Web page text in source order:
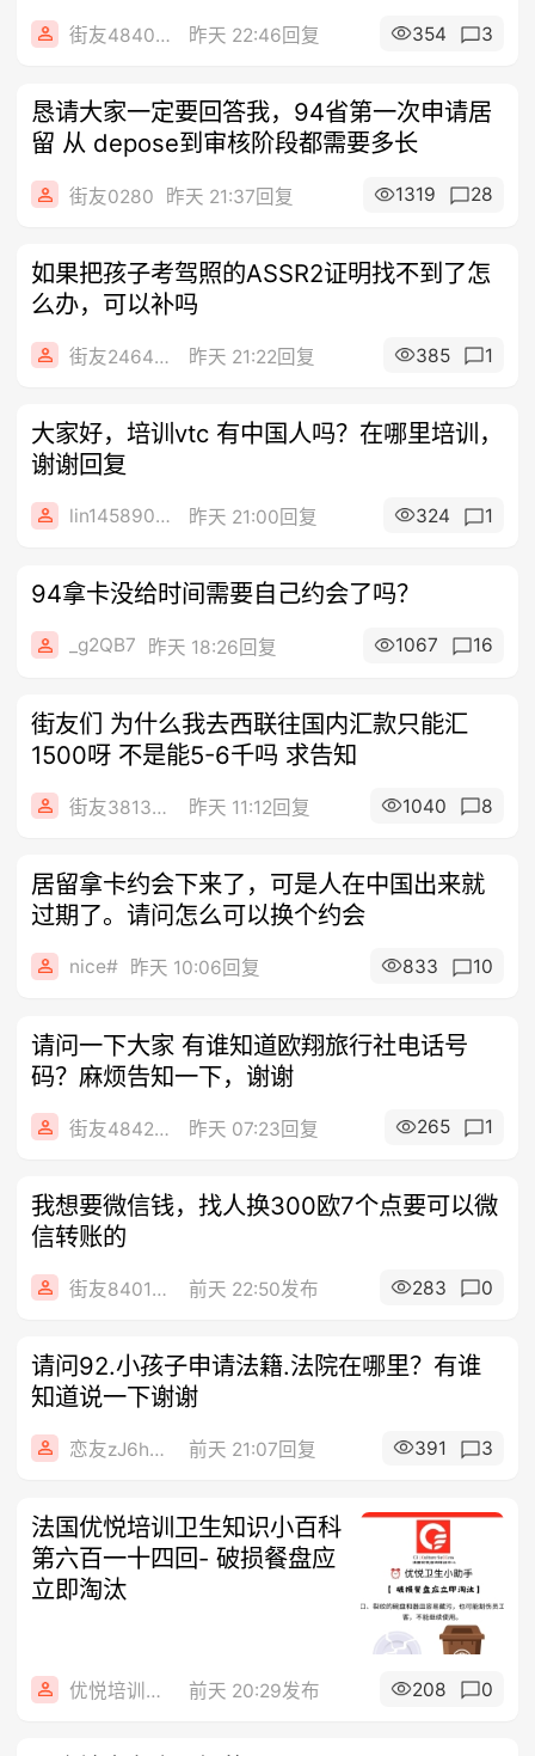
街友48402949 昨天 22:46回复 354 3
恳请大家一定要回答我，94省第一次申请居
留 从 depose到审核阶段都需要多长
街友0280 昨天 21:37回复 1319 28
如果把孩子考驾照的ASSR2证明找不到了怎
么办，可以补吗
街友24644645 昨天 21:22回复 385 1
大家好，培训vtc 有中国人吗？在哪里培训，
谢谢回复
lin14589077 昨天 21:00回复 324 1
94拿卡没给时间需要自己约会了吗？
_g2QB7 昨天 18:26回复 1067 16
街友们 为什么我去西联往国内汇款只能汇
1500呀 不是能5-6千吗 求告知
街友38139660 昨天 11:12回复 1040 8
居留拿卡约会下来了，可是人在中国出来就
过期了。请问怎么可以换个约会
nice# 昨天 10:06回复 833 10
请问一下大家 有谁知道欧翔旅行社电话号
码？麻烦告知一下，谢谢
街友48424436 昨天 07:23回复 265 1
我想要微信钱，找人换300欧7个点要可以微
信转账的
街友84014588 前天 22:50发布 283 0
请问92.小孩子申请法籍.法院在哪里？有谁
知道说一下谢谢
恋友zJ6h9vjU 前天 21:07回复 391 3
法国优悦培训卫生知识小百科
第六百一十四回- 破损餐盘应
立即淘汰
优悦培训咨询 前天 20:29发布 208 0